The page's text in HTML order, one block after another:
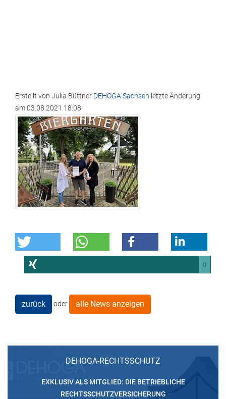
Erstellt von Julia Büttner DEHOGA Sachsen letzte Änderung
am03.08.2021 18:08
0
zurück oder alle News anzeigen
DEHOGA-RECHTSSCHUTZ
EXKLUSIV ALS MITGLIED: DIE BETRIEBLICHE
RECHTSSCHUTZVERSICHERUNG